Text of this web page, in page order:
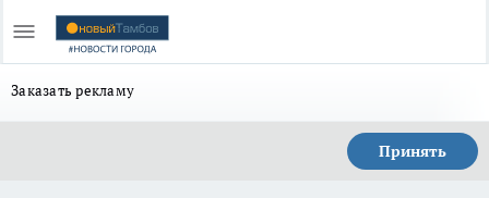
Заказать рекламу
Принять